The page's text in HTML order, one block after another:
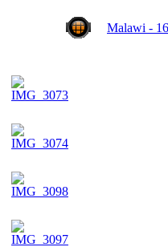
Malawi -